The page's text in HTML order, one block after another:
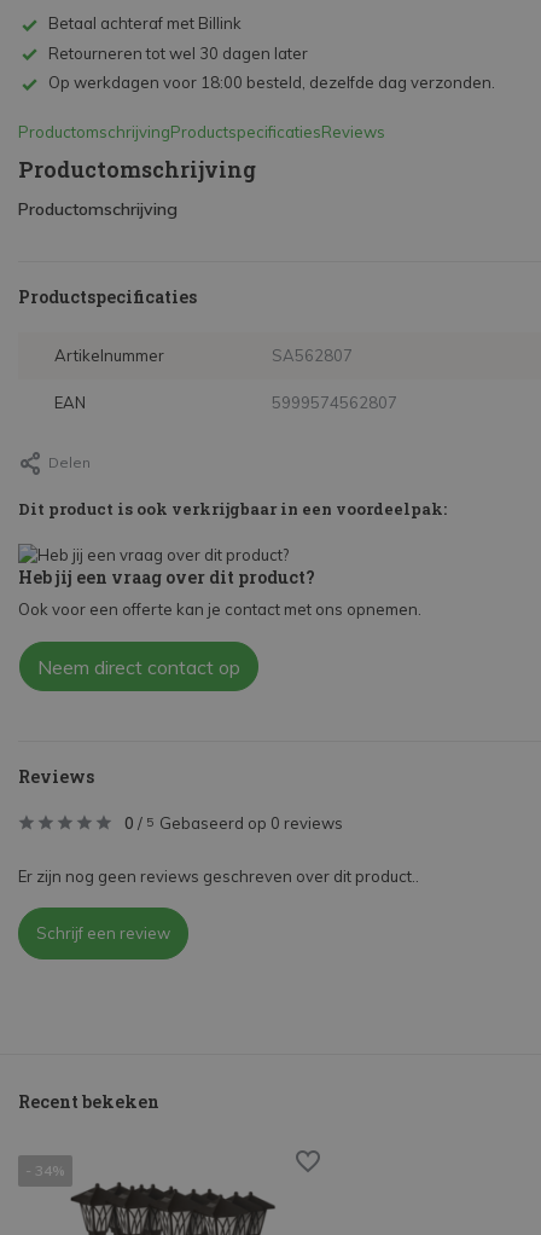
Betaal achteraf met Billink
Retourneren tot wel 30 dagen later
Op werkdagen voor 18:00 besteld, dezelfde dag verzonden.
ProductomschrijvingProductspecificatiesReviews
Productomschrijving
Productomschrijving
Productspecificaties
Artikelnummer SA562807
EAN 5999574562807
Delen
Dit product is ook verkrijgbaar in een voordeelpak:
Heb jij een vraag over dit product?
Ook voor een offerte kan je contact met ons opnemen.
Neem direct contact op
Reviews
0 / 5 Gebaseerd op 0 reviews
Er zijn nog geen reviews geschreven over dit product..
Schrijf een review
Recent bekeken
- 34%